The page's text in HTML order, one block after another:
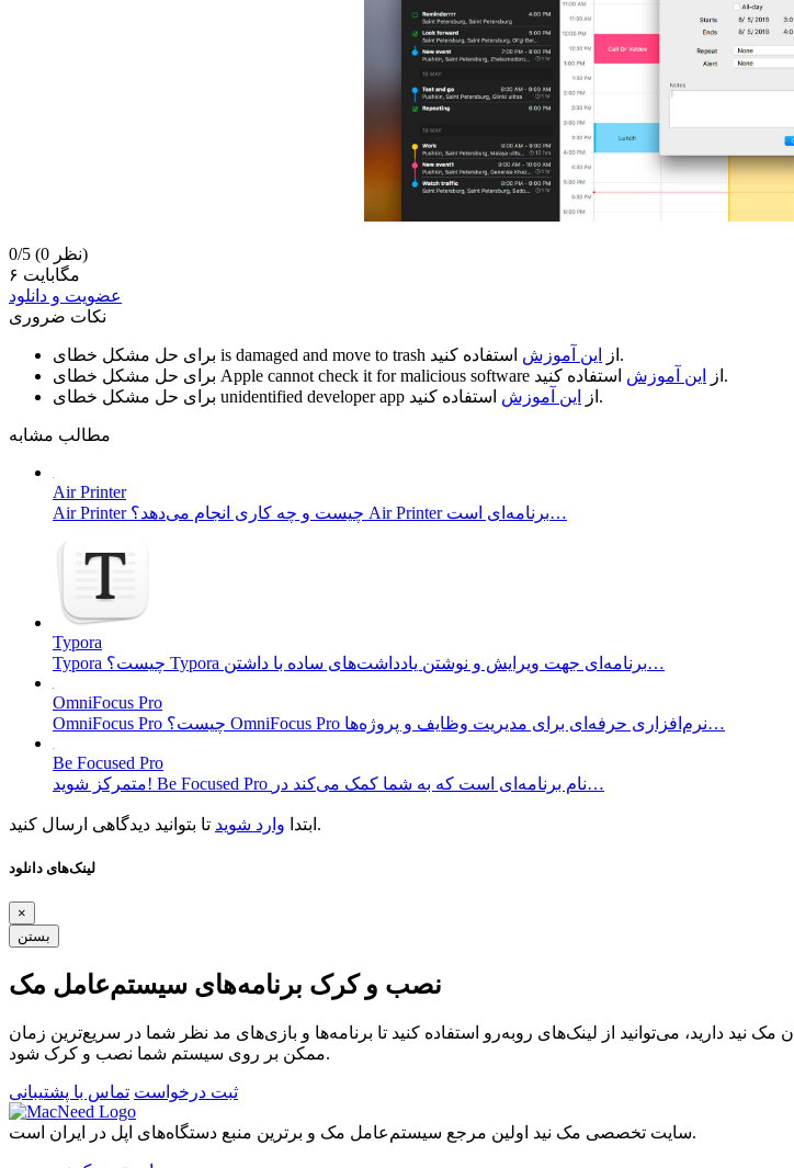
0/5
(0 نظر)
۶ مگابایت
عضویت و دانلود
نکات ضروری
is damaged and move to trash از این آموزش
استفاده کنید.
Apple cannot check it for malicious software از این آموزش
استفاده کنید.
unidentified developer app از این آموزش استفاده کنید.
مطالب مشابه
Air Printer
Air Printer چیست و چه کاری انجام می‌دهد؟ Air Printer برنامه‌ای است…
Typora
Typora چیست؟ Typora برنامه‌ای جهت ویرایش و نوشتن یادداشت‌های ساده با داشتن…
OmniFocus Pro
OmniFocus Pro چیست؟ OmniFocus Pro نرم‌افزاری حرفه‌ای برای مدیریت وظایف و پروژه‌ها…
Be Focused Pro
متمرکز شوید! Be Focused Pro نام برنامه‌ای است که به شما کمک می‌کند در…
ابتدا وارد شوید تا بتوانید دیدگاهی ارسال کنید.
لینک‌های دانلود
×
بستن
نصب و کرک برنامه‌های سیستم‌عامل مک
دارید، می‌توانید از لینک‌های رو‌به‌رو استفاده کنید تا برنامه‌ها و بازی‌های مد نظر شما در سریع‌ترین زمان
ممکن بر روی سیستم شما نصب و کرک شود.
ثبت درخواست تماس با پشتیبانی
سایت تخصصی مک نید اولین مرجع سیستم‌عامل مک و برترین منبع دستگاه‌های اپل در ایران است.